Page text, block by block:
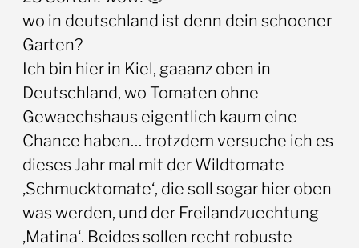
wo in deutschland ist denn dein schoener
Garten?
Ich bin hier in Kiel, gaaanz oben in
Deutschland, wo Tomaten ohne
Gewaechshaus eigentlich kaum eine
Chance haben… trotzdem versuche ich es
dieses Jahr mal mit der Wildtomate
‚Schmucktomate‘, die soll sogar hier oben
was werden, und der Freilandzuechtung
‚Matina‘. Beides sollen recht robuste